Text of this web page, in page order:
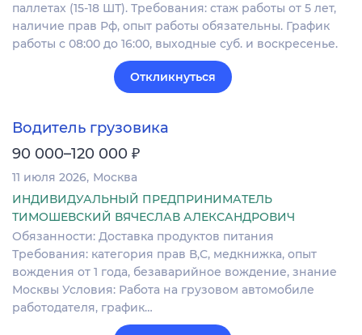
паллетах (15-18 ШТ). Требования: стаж работы от 5 лет,
наличие прав Рф, опыт работы обязательны. График
работы с 08:00 до 16:00, выходные суб. и воскресенье.
Откликнуться
Водитель грузовика
90 000–120 000 ₽
11 июля 2026 Москва
ИНДИВИДУАЛЬНЫЙ ПРЕДПРИНИМАТЕЛЬ
ТИМОШЕВСКИЙ ВЯЧЕСЛАВ АЛЕКСАНДРОВИЧ
Обязанности: Доставка продуктов питания
Требования: категория прав В,С, медкнижка, опыт
вождения от 1 года, безаварийное вождение, знание
Москвы Условия: Работа на грузовом автомобиле
работодателя, график…